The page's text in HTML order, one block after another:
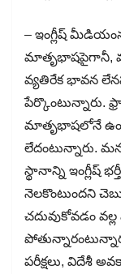
– ఇంగ్లీష్
మాతృభాషపైగానీ,
వ్యతిరేక భావన
పేర్కొంటున్నారు.
మాతృభాషలోనే
లేదంటున్నారు.
స్థానాన్ని ఇంగ్లీష్
నెలకొంటుందని
చదువుకోవడం
పరీక్షలు, విదేశీ